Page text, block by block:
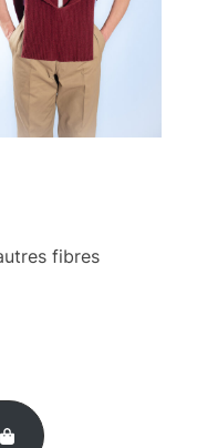
fibres